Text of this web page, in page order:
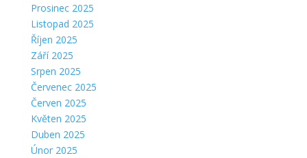
Prosinec 2025
Listopad 2025
Říjen 2025
Září 2025
Srpen 2025
Červenec 2025
Červen 2025
Květen 2025
Duben 2025
Únor 2025